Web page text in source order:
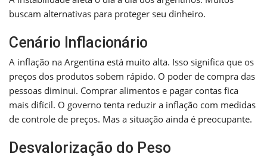
buscam alternativas para proteger seu dinheiro.
Cenário Inflacionário
A inflação na Argentina está muito alta. Isso significa que os
preços dos produtos sobem rápido. O poder de compra das
pessoas diminui. Comprar alimentos e pagar contas fica
mais difícil. O governo tenta reduzir a inflação com medidas
de controle de preços. Mas a situação ainda é preocupante.
Desvalorização do Peso